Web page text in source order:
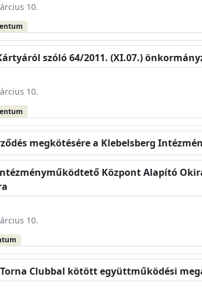
10.
szóló 64/2011. (XI.07.)
10.
megkötésére a Klebelsberg
Központ Alapító
10.
Torna Clubbal kötött együttműködési